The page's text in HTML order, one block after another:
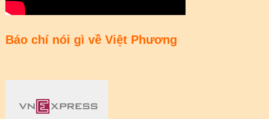
Báo chí nói gì về Việt Phương